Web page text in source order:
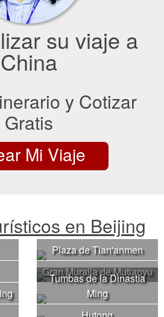
su viaje a
China
y Cotizar
Gratis
Mi Viaje
en Beijing
Plaza de Tian'anmen
Gran Muralla de Mutianyu
Tumbas de la Dinastía
Ming